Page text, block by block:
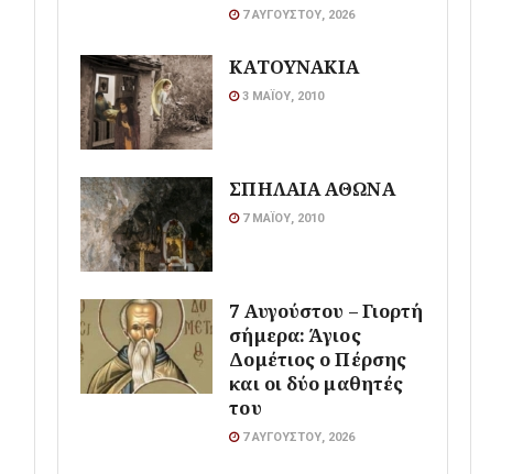
7 ΑΥΓΟΎΣΤΟΥ, 2026
ΚΑΤΟΥΝΑΚΙΑ
3 ΜΑΪ́ΟΥ, 2010
ΣΠΗΛΑΙΑ ΑΘΩΝΑ
7 ΜΑΪ́ΟΥ, 2010
7 Αυγούστου – Γιορτή
σήμερα: Άγιος
Δομέτιος ο Πέρσης
και οι δύο μαθητές
του
7 ΑΥΓΟΎΣΤΟΥ, 2026